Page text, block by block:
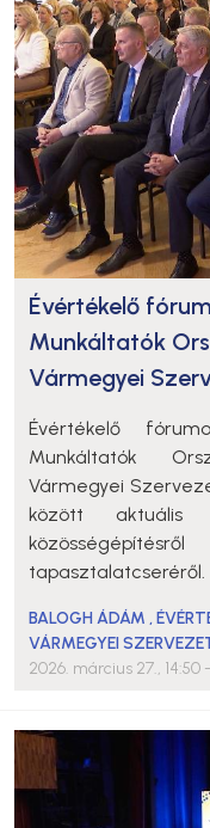
Évértékelő
Munkáltatók
Vármegyei
Évértékelő
Munkáltatók
Vármegyei
között aktuális
tapasztalatcseréről.
BALOGH ÁDÁM ,
VÁRMEGYEI
2026. március 27., 14:50